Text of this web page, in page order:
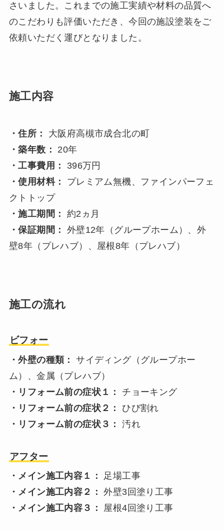
さいました。これまでの施工実績や材料の品質へ
のこだわりも評価いただき、今回の施設塗装をご
依頼いただく運びとなりました。
施工内容
・住所：
大阪府高槻市成合北の町
・築年数：
20年
・工事費用：
396万円
・使用材料：
プレミアム無機、ファインパーフェ
クトトップ
・施工期間：
約2ヵ月
・保証期間：
外壁12年（グループホーム）、外
壁8年（プレハブ）、屋根8年（プレハブ）
施工の流れ
ビフォー
・外壁の種類：
サイディング（グループホー
ム）、金属（プレハブ）
・リフォーム前の症状１：
チョーキング
・リフォーム前の症状２：
ひび割れ
・リフォーム前の症状３：
汚れ
アフター
・メイン施工内容１：
足場工事
・メイン施工内容２： 外壁3回塗り工事
・メイン施工内容３：
屋根4回塗り工事